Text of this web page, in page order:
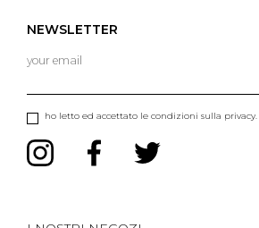
NEWSLETTER
ho letto ed accettato le condizioni sulla privacy.